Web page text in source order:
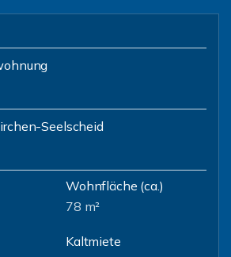
Seelscheid
Wohnfläche (ca.)
78 m²
Kaltmiete